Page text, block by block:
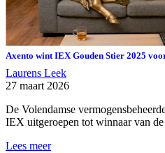
Axento wint IEX Gouden Stier 2025
Laurens Leek
27 maart 2026
De Volendamse
IEX uitgeroepen tot winnaar van
Lees meer